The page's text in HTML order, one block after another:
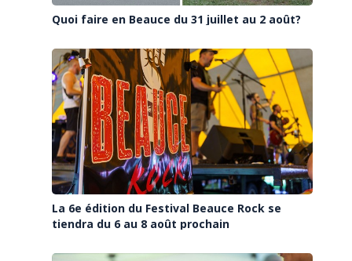
Quoi faire en Beauce du 31 juillet au 2 août?
La 6e édition du Festival Beauce Rock se
tiendra du 6 au 8 août prochain